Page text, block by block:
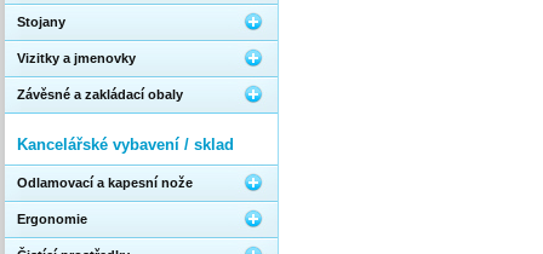
Stojany
Vizitky a jmenovky
Závěsné a zakládací obaly
Kancelářské vybavení / sklad
Odlamovací a kapesní nože
Ergonomie